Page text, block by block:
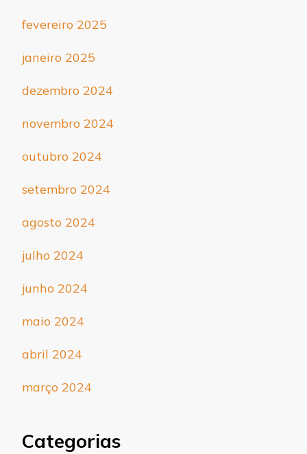
fevereiro 2025
janeiro 2025
dezembro 2024
novembro 2024
outubro 2024
setembro 2024
agosto 2024
julho 2024
junho 2024
maio 2024
abril 2024
março 2024
Categorias